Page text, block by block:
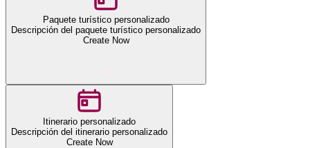
Paquete turístico personalizado
Descripción del paquete turístico personalizado
Create Now
Itinerario personalizado
Descripción del itinerario personalizado
Create Now